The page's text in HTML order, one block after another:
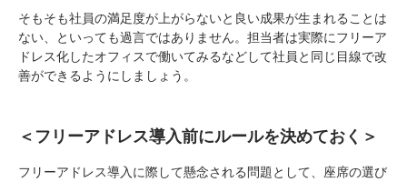
そもそも社員の満足度が上がらないと良い成果が生まれることは
ない、といっても過言ではありません。担当者は実際にフリーア
ドレス化したオフィスで働いてみるなどして社員と同じ目線で改
善ができるようにしましょう。
＜フリーアドレス導入前にルールを決めておく＞
フリーアドレス導入に際して懸念される問題として、座席の選び